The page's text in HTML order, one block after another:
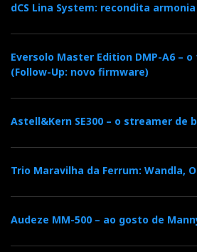
dCS Lina System: recondita armonia
Eversolo Master Edition DMP-A6 –
(Follow-Up: novo firmware)
Astell&Kern SE300 – o streamer de
Trio Maravilha da Ferrum: Wandla,
Audeze MM-500 – ao gosto de